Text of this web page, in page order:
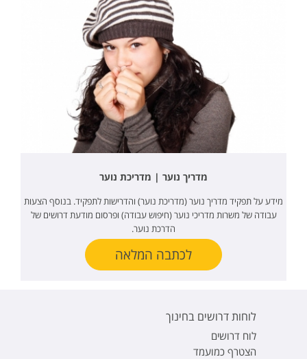
מדריך נוער | מדריכת נוער
מידע על תפקיד מדריך נוער (מדריכת נוער) והדרישות לתפקיד. בנוסף הצעות
עבודה של משרות מדריכי נוער (חיפוש עבודה) ופרסום מודעת דרושים של
הדרכת נוער.
לכתבה המלאה
לוחות דרושים בחינוך
לוח דרושים
הצטרף כמועמד